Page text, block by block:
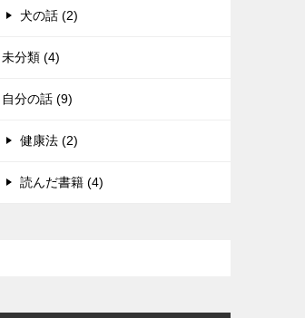
犬の話 (2)
未分類 (4)
自分の話 (9)
健康法 (2)
読んだ書籍 (4)